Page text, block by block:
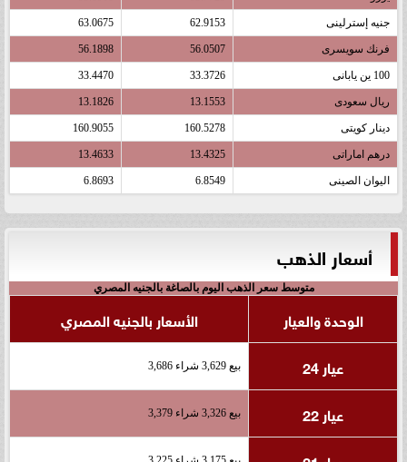
جنيه إسترلينى 62.9153
63.0675
فرنك سويسرى 56.0507
56.1898
100 ين يابانى 33.3726
33.4470
ريال سعودى 13.1553
13.1826
دينار كويتى 160.5278
160.9055
درهم اماراتى 13.4325
13.4633
اليوان الصينى 6.8549
6.8693
أسعار الذهب
متوسط سعر الذهب اليوم بالصاغة بالجنيه المصري
الوحدة والعيار
الأسعار بالجنيه المصري
عيار 24
بيع 3,629 شراء 3,686
عيار 22 بيع 3,326 شراء 3,379